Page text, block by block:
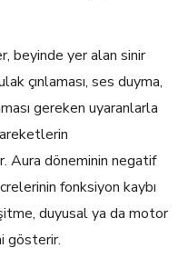
beyinde yer alan sinir
çınlaması, ses duyma,
gereken uyaranlarla
Aura döneminin negatif
fonksiyon kaybı
duyusal ya da motor
gösterir.